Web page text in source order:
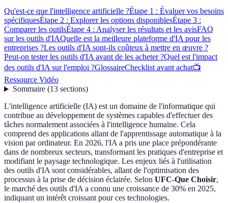
Qu'est-ce que l'intelligence artificielle ?Étape 1 : Évaluer vos besoins
spécifiquesÉtape 2 : Explorer les options disponiblesÉtape 3 :
Comparer les outilsÉtape 4 : Analyser les résultats et les avisFAQ
sur les outils d'IAQuelle est la meilleure plateforme d'IA pour les
entreprises ?Les outils d'IA sont-ils coûteux à mettre en œuvre ?
Peut-on tester les outils d'IA avant de les acheter ?Quel est l'impact
des outils d'IA sur l'emploi ?GlossaireChecklist avant achat📺
Ressource Vidéo
Sommaire(13 sections)
L'intelligence artificielle (IA) est un domaine de l'informatique qui
contribue au développement de systèmes capables d'effectuer des
tâches normalement associées à l'intelligence humaine. Cela
comprend des applications allant de l'apprentissage automatique à la
vision par ordinateur. En 2026, l'IA a pris une place prépondérante
dans de nombreux secteurs, transformant les pratiques d'entreprise et
modifiant le paysage technologique. Les enjeux liés à l'utilisation
des outils d'IA sont considérables, allant de l'optimisation des
processus à la prise de décision éclairée. Selon UFC-Que Choisir,
le marché des outils d'IA a connu une croissance de 30% en 2025,
indiquant un intérêt croissant pour ces technologies.